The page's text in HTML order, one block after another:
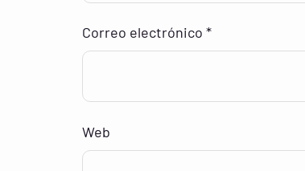
Correo electrónico *
Web